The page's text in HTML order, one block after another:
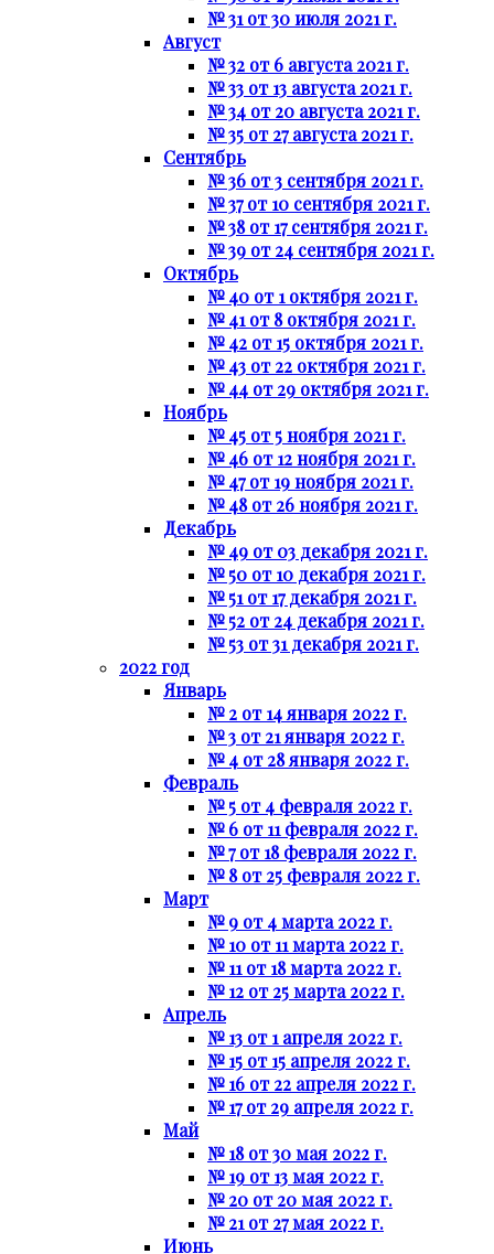
№ 31 от 30 июля 2021 г.
Август
№ 32 от 6 августа 2021 г.
№ 33 от 13 августа 2021 г.
№ 34 от 20 августа 2021 г.
№ 35 от 27 августа 2021 г.
Сентябрь
№ 36 от 3 сентября 2021 г.
№ 37 от 10 сентября 2021 г.
№ 38 от 17 сентября 2021 г.
№ 39 от 24 сентября 2021 г.
Октябрь
№ 40 от 1 октября 2021 г.
№ 41 от 8 октября 2021 г.
№ 42 от 15 октября 2021 г.
№ 43 от 22 октября 2021 г.
№ 44 от 29 октября 2021 г.
Ноябрь
№ 45 от 5 ноября 2021 г.
№ 46 от 12 ноября 2021 г.
№ 47 от 19 ноября 2021 г.
№ 48 от 26 ноября 2021 г.
Декабрь
№ 49 от 03 декабря 2021 г.
№ 50 от 10 декабря 2021 г.
№ 51 от 17 декабря 2021 г.
№ 52 от 24 декабря 2021 г.
№ 53 от 31 декабря 2021 г.
2022 год
Январь
№ 2 от 14 января 2022 г.
№ 3 от 21 января 2022 г.
№ 4 от 28 января 2022 г.
Февраль
№ 5 от 4 февраля 2022 г.
№ 6 от 11 февраля 2022 г.
№ 7 от 18 февраля 2022 г.
№ 8 от 25 февраля 2022 г.
Март
№ 9 от 4 марта 2022 г.
№ 10 от 11 марта 2022 г.
№ 11 от 18 марта 2022 г.
№ 12 от 25 марта 2022 г.
Апрель
№ 13 от 1 апреля 2022 г.
№ 15 от 15 апреля 2022 г.
№ 16 от 22 апреля 2022 г.
№ 17 от 29 апреля 2022 г.
Май
№ 18 от 30 мая 2022 г.
№ 19 от 13 мая 2022 г.
№ 20 от 20 мая 2022 г.
№ 21 от 27 мая 2022 г.
Июнь